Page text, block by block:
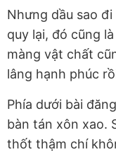
Nhưng dầu sao
quy lại, đó cũng
màng vật chất
lâng hạnh phúc
Phía dưới bài
bàn tán xôn xao.
thốt thậm chí